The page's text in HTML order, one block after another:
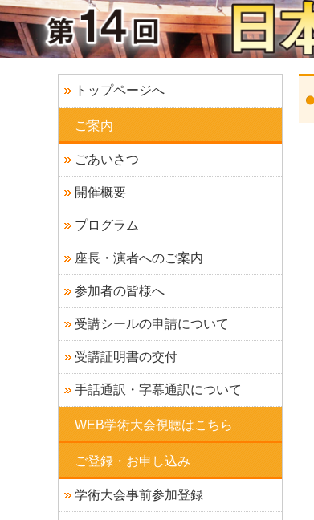
トップページへ
ご案内
ごあいさつ
開催概要
プログラム
座長・演者へのご案内
参加者の皆様へ
受講シールの申請について
受講証明書の交付
手話通訳・字幕通訳について
WEB学術大会視聴はこちら
ご登録・お申し込み
学術大会事前参加登録